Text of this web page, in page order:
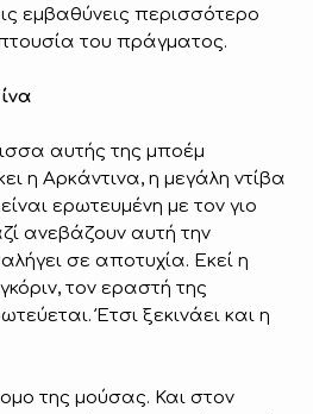
εμβαθύνεις περισσότερο
του πράγματος.
αυτής της μποέμ
η Αρκάντινα, η μεγάλη ντίβα
ερωτευμένη με τον γιο
ανεβάζουν αυτή την
σε αποτυχία. Εκεί η
τον εραστή της
Έτσι ξεκινάει και η
της μούσας. Και στον